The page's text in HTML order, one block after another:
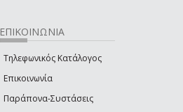
ΕΠΙΚΟΙΝΩΝΙΑ
Τηλεφωνικός Κατάλογος
Επικοινωνία
Παράπονα-Συστάσεις